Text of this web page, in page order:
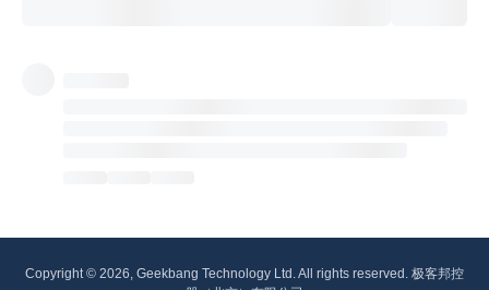
Copyright © 2026, Geekbang Technology Ltd. All rights reserved. 极客邦控